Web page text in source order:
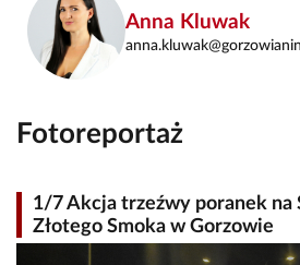
Anna Kluwak
Fotoreportaż
1/7 Akcja trzeźwy poranek na
Złotego Smoka w Gorzowie